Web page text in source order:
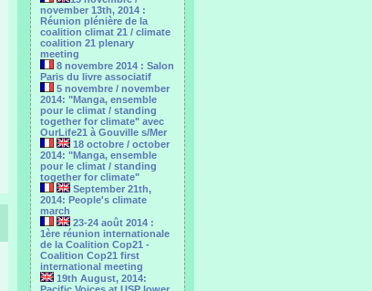
november 13th, 2014 :
Réunion plénière de la
coalition climat 21 / climate
coalition 21 plenary
meeting
8 novembre 2014 : Salon
Paris du livre associatif
5 novembre / november
2014: "Manga, ensemble
pour le climat / standing
together for climate" avec
OurLife21 à Gouville s/Mer
18 octobre / october
2014: "Manga, ensemble
pour le ‎climat / standing
together for climate"
September 21th,
2014: People's climate
march
23-24 août 2014 :
1ère réunion internationale
de la Coalition Cop21 -
Coalition Cop21 first
international meeting
19th August, 2014: